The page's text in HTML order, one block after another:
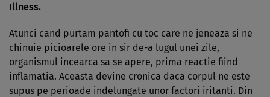
Illness.
Atunci cand purtam pantofi cu toc care ne jeneaza si ne
chinuie picioarele ore in sir de-a lugul unei zile,
organismul incearca sa se apere, prima reactie fiind
inflamatia. Aceasta devine cronica daca corpul ne este
supus pe perioade indelungate unor factori iritanti. Din